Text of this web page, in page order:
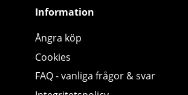
Information
Ångra köp
Cookies
FAQ - vanliga frågor & svar